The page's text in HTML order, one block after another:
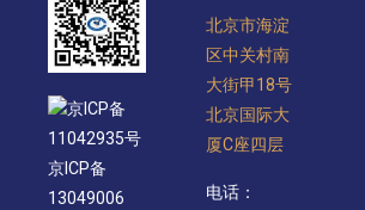
京ICP备
11042935号
京ICP备
13049006
北京市海淀
区中关村南
大街甲18号
北京国际大
厦C座四层
电话：